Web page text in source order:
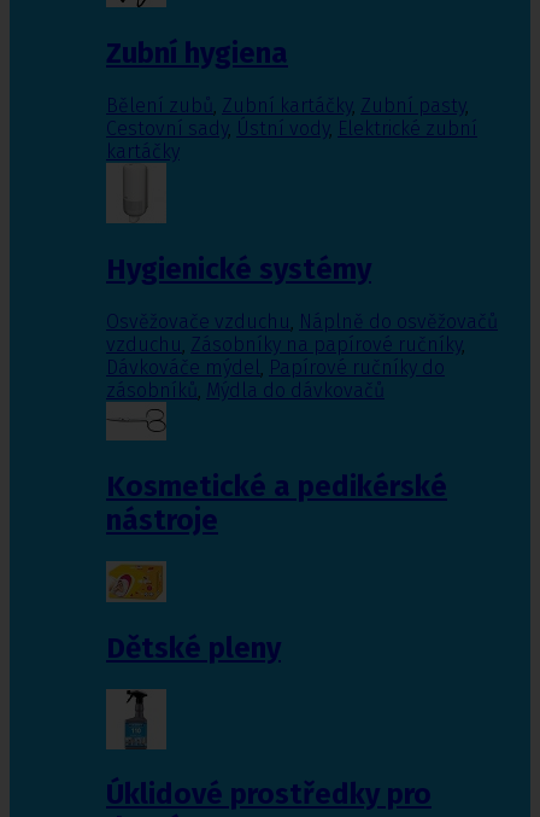
Zubní hygiena
Bělení zubů, Zubní kartáčky, Zubní pasty,
Cestovní sady, Ústní vody, Elektrické zubní
kartáčky
Hygienické systémy
Osvěžovače vzduchu, Náplně do osvěžovačů
vzduchu, Zásobníky na papírové ručníky,
Dávkováče mýdel, Papírové ručníky do
zásobníků, Mýdla do dávkovačů
Kosmetické a pedikérské
nástroje
Dětské pleny
Úklidové prostředky pro